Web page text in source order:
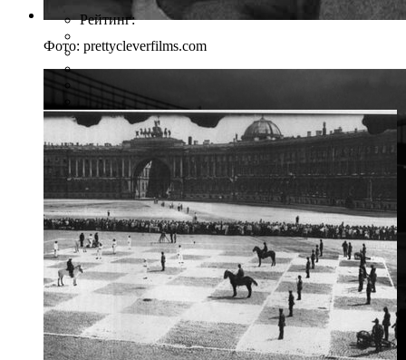
Фото: prettycleverfilms.com
Рейтинг: